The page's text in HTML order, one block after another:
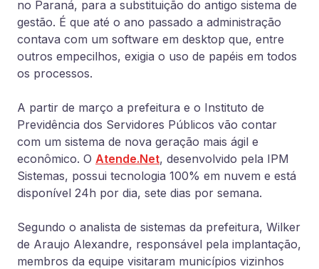
no Paraná, para a substituição do antigo sistema de
gestão. É que até o ano passado a administração
contava com um software em desktop que, entre
outros empecilhos, exigia o uso de papéis em todos
os processos.
A partir de março a prefeitura e o Instituto de
Previdência dos Servidores Públicos vão contar
com um sistema de nova geração mais ágil e
econômico. O Atende.Net, desenvolvido pela IPM
Sistemas, possui tecnologia 100% em nuvem e está
disponível 24h por dia, sete dias por semana.
Segundo o analista de sistemas da prefeitura, Wilker
de Araujo Alexandre, responsável pela implantação,
membros da equipe visitaram municípios vizinhos